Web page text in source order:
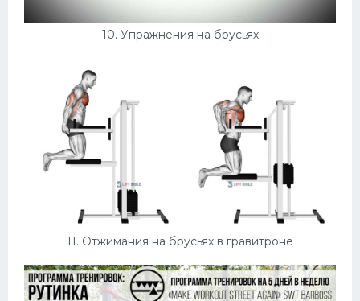
10. Упражнения на брусьях
11. Отжимания на брусьях в гравитроне